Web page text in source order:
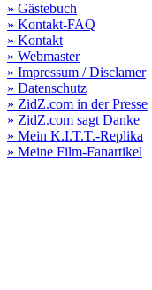
» Gästebuch
» Kontakt-FAQ
» Kontakt
» Webmaster
» Impressum / Disclamer
» Datenschutz
» ZidZ.com in der Presse
» ZidZ.com sagt Danke
» Mein K.I.T.T.-Replika
» Meine Film-Fanartikel